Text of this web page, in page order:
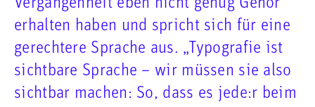
Vergangenheit eben nicht genug Gehör
erhalten haben und spricht sich für eine
gerechtere Sprache aus. „Typografie ist
sichtbare Sprache – wir müssen sie also
sichtbar machen: So, dass es jede:r beim